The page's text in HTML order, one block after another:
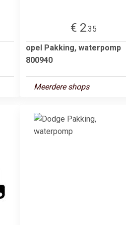
€ 2.35
opel Pakking, waterpomp
800940
Meerdere shops